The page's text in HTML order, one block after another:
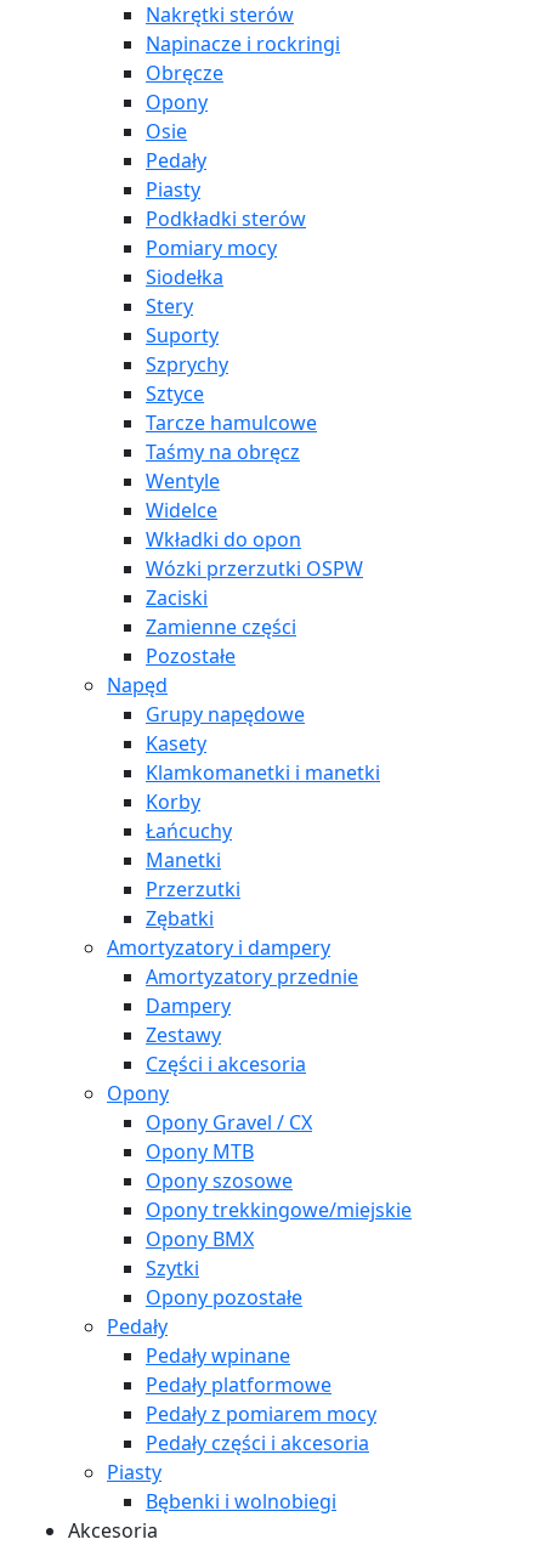
Nakrętki sterów
Napinacze i rockringi
Obręcze
Opony
Osie
Pedały
Piasty
Podkładki sterów
Pomiary mocy
Siodełka
Stery
Suporty
Szprychy
Sztyce
Tarcze hamulcowe
Taśmy na obręcz
Wentyle
Widelce
Wkładki do opon
Wózki przerzutki OSPW
Zaciski
Zamienne części
Pozostałe
Napęd
Grupy napędowe
Kasety
Klamkomanetki i manetki
Korby
Łańcuchy
Manetki
Przerzutki
Zębatki
Amortyzatory i dampery
Amortyzatory przednie
Dampery
Zestawy
Części i akcesoria
Opony
Opony Gravel / CX
Opony MTB
Opony szosowe
Opony trekkingowe/miejskie
Opony BMX
Szytki
Opony pozostałe
Pedały
Pedały wpinane
Pedały platformowe
Pedały z pomiarem mocy
Pedały części i akcesoria
Piasty
Bębenki i wolnobiegi
Akcesoria